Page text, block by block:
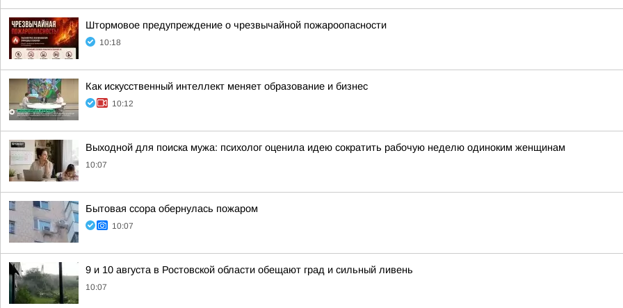
Штормовое предупреждение о чрезвычайной пожароопасности
10:18
Как искусственный интеллект меняет образование и бизнес
10:12
Выходной для поиска мужа: психолог оценила идею сократить рабочую неделю одиноким женщинам
10:07
Бытовая ссора обернулась пожаром
10:07
9 и 10 августа в Ростовской области обещают град и сильный ливень
10:07